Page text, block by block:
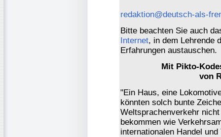
redaktion@deutsch-als-
Bitte beachten Sie auch
Internet, in dem Lehrende
Erfahrungen austauschen.
Mit Pikto-
von
"Ein Haus, eine
könnten solch bunte
Weltsprachenverkehr
bekommen wie
internationalen Handel